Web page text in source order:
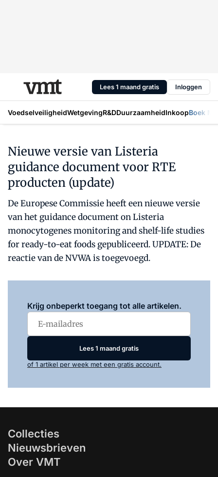
Lees 1 maand gratis Inloggen
VoedselveiligheidWetgevingR&DDuurzaamheidInkoopBoek
Nieuwe versie van Listeria
guidance document voor RTE
producten (update)
De Europese Commissie heeft een nieuwe versie
van het guidance document on Listeria
monocytogenes monitoring and shelf-life studies
for ready-to-eat foods gepubliceerd. UPDATE: De
reactie van de NVWA is toegevoegd.
Krijg onbeperkt toegang tot alle artikelen.
Lees 1 maand gratis
of 1 artikel per week met een gratis account.
Collecties
Nieuwsbrieven
Over VMT